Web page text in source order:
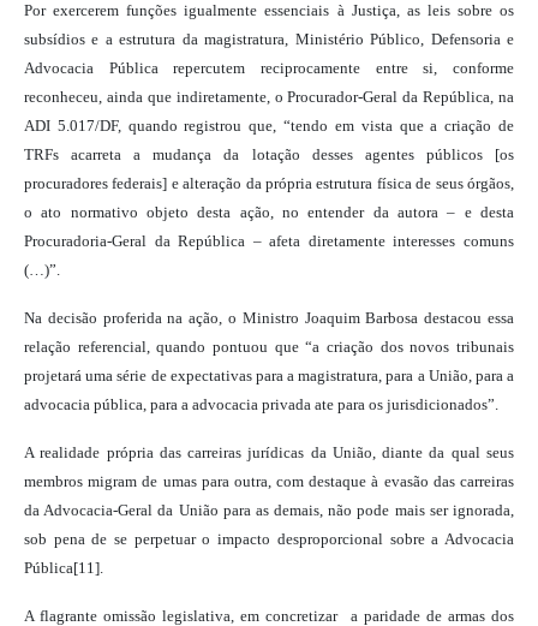
Por exercerem funções igualmente essenciais à Justiça, as leis sobre os
subsídios e a estrutura da magistratura, Ministério Público, Defensoria e
Advocacia Pública repercutem reciprocamente entre si, conforme
reconheceu, ainda que indiretamente, o Procurador-Geral da República, na
ADI 5.017/DF, quando registrou que, “tendo em vista que a criação de
TRFs acarreta a mudança da lotação desses agentes públicos [os
procuradores federais] e alteração da própria estrutura física de seus órgãos,
o ato normativo objeto desta ação, no entender da autora – e desta
Procuradoria-Geral da República – afeta diretamente interesses comuns
(…)”.
Na decisão proferida na ação, o Ministro Joaquim Barbosa destacou essa
relação referencial, quando pontuou que “a criação dos novos tribunais
projetará uma série de expectativas para a magistratura, para a União, para a
advocacia pública, para a advocacia privada ate para os jurisdicionados”.
A realidade própria das carreiras jurídicas da União, diante da qual seus
membros migram de umas para outra, com destaque à evasão das carreiras
da Advocacia-Geral da União para as demais, não pode mais ser ignorada,
sob pena de se perpetuar o impacto desproporcional sobre a Advocacia
Pública[11].
A flagrante omissão legislativa, em concretizar
a paridade de armas dos